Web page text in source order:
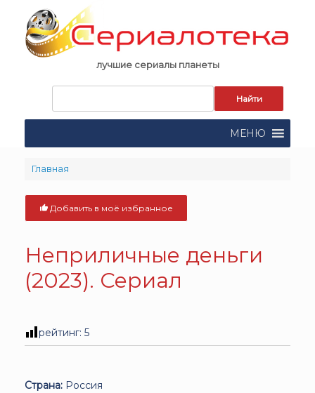
content
лучшие сериалы планеты
поиска:
МЕНЮ
Главная
Добавить в моё избранное
Неприличные деньги
(2023). Сериал
рейтинг: 5
Страна: Россия